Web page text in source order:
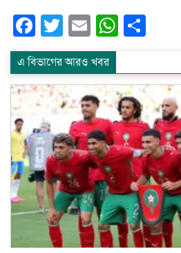
Facebook
Twitter
Email
এ বিভাগের আরও খবর